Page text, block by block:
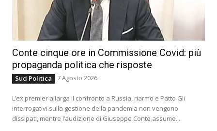
Conte cinque ore in Commissione Covid: più
propaganda politica che risposte
Sud Politica 7 Agosto 2026
L’ex premier allarga il confronto a Russia, riarmo e Patto Gli
interrogativi sulla gestione della pandemia non vengono
dissipati, mentre l’audizione di Giuseppe Conte assume...